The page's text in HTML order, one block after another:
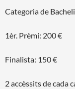
Categoria de
1èr. Prèmi: 200 €
Finalista: 150 €
2 accèssits de cada